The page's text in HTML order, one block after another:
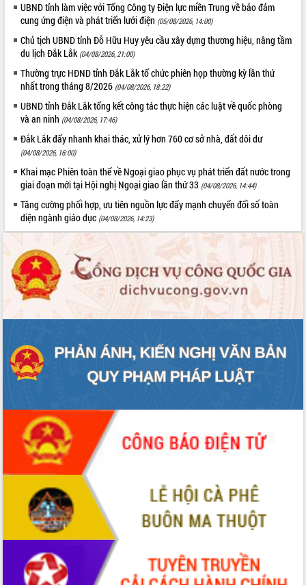
Quyết liệt tháo gỡ vướng mắc, đẩy
nhanh tiến độ các dự án trọng điểm
trong Khu kinh tế Nam Phú Yên
Hòn Yến phát triển du lịch gắn với bảo
tồn biển
Lấy ý kiến điều chỉnh Quy hoạch tỉnh
Đắk Lắk thời kỳ 2021-2030, tầm nhìn
đến năm 2050
giải phóng mặt bằng Tuyến đường bộ
ven biển
Đắk Lắk nỗ lực thúc đẩy tăng trưởng
kinh tế từ 10% trở lên trong Quý
II/2026
Đắk Lắk ký kết thỏa thuận hợp tác về
chuyển đổi số giai đoạn 2026 – 2030
với Tập đoàn Bưu chính Viễn thông
Việt Nam
Thứ trưởng Bộ Y tế làm việc với tỉnh
Đắk Lắk về phát triển nhân lực y tế
cho trạm y tế cấp xã
Du lịch Đắk Lắk nâng tầm trải nghiệm
liệu và Bản đồ số
Tập huấn ứng dụng trí tuệ nhân tạo (AI)
trong thương mại điện tử năm 2026
trao đổi thông tin trước Kỳ họp thứ
nhất, Quốc hội khóa XVI
Quyết liệt cải cách hành chính, khơi
thông nguồn lực phát triển
Nâng cao hiệu lực, hiệu quả HĐND
tỉnh thông qua hiện đại hóa hành chính
Xã Ea Phê gắn cải cách hành chính với
chuyển đổi số
Phó Chủ tịch Thường trực UBND tỉnh
Hồ Thị Nguyên Thảo làm việc tại Trung
tâm Phục vụ hành chính công xã Ea
Phê
UBND tỉnh làm việc với Tổng Công ty Điện lực miền Trung về bảo đảm
cung ứng điện và phát triển lưới điện (05/08/2026, 14:00)
Chủ tịch UBND tỉnh Đỗ Hữu Huy yêu cầu xây dựng thương hiệu, nâng tầm
du lịch Đắk Lắk (04/08/2026, 21:00)
Thường trực HĐND tỉnh Đắk Lắk tổ chức phiên họp thường kỳ lần thứ
nhất trong tháng 8/2026 (04/08/2026, 18:22)
UBND tỉnh Đắk Lắk tổng kết công tác thực hiện các luật về quốc phòng
và an ninh (04/08/2026, 17:46)
Đắk Lắk đẩy nhanh khai thác, xử lý hơn 760 cơ sở nhà, đất dôi dư
(04/08/2026, 16:00)
Khai mạc Phiên toàn thể về Ngoại giao phục vụ phát triển đất nước trong
giai đoạn mới tại Hội nghị Ngoại giao lần thứ 33 (04/08/2026, 14:44)
Tăng cường phối hợp, ưu tiên nguồn lực đẩy mạnh chuyển đổi số toàn
diện ngành giáo dục (04/08/2026, 14:23)